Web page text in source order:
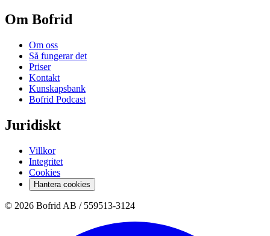
Om Bofrid
Om oss
Så fungerar det
Priser
Kontakt
Kunskapsbank
Bofrid Podcast
Juridiskt
Villkor
Integritet
Cookies
Hantera cookies
© 2026 Bofrid AB / 559513-3124